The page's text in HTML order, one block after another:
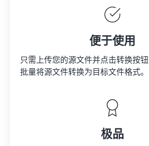
便于使用
只需上传您的源文件并点击转换按
批量将源文件转换为目标文件格式。
极品